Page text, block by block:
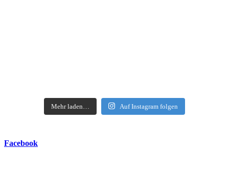
Mehr laden… Auf Instagram folgen
Facebook